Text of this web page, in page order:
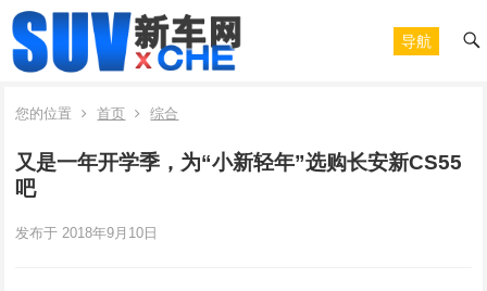
导航
您的位置 首页 综合
又是一年开学季，为“小新轻年”选购长安新CS55
吧
发布于 2018年9月10日